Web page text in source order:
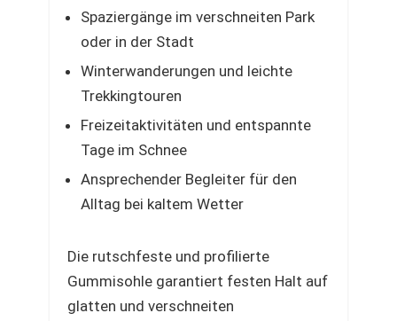
Spaziergänge im verschneiten Park
oder in der Stadt
Winterwanderungen und leichte
Trekkingtouren
Freizeitaktivitäten und entspannte
Tage im Schnee
Ansprechender Begleiter für den
Alltag bei kaltem Wetter
Die rutschfeste und profilierte
Gummisohle garantiert festen Halt auf
glatten und verschneiten